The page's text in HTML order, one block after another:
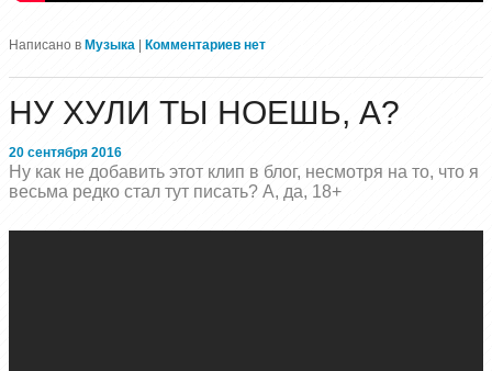
Написано в Музыка Комментариев нет
НУ ХУЛИ ТЫ НОЕШЬ, А?
20 сентября 2016
Ну как не добавить этот клип в блог, несмотря на то, что я
весьма редко стал тут писать? А, да, 18+